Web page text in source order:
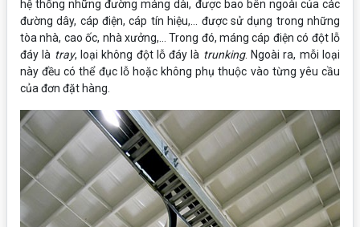
hệ thống những đường máng dài, được bao bên ngoài của các
đường dây, cáp điện, cáp tín hiệu,… được sử dụng trong những
tòa nhà, cao ốc, nhà xưởng,… Trong đó, máng cáp điện có đột lỗ
đáy là tray, loại không đột lỗ đáy là trunking. Ngoài ra, mỗi loại
này đều có thể đục lỗ hoặc không phụ thuộc vào từng yêu cầu
của đơn đặt hàng.